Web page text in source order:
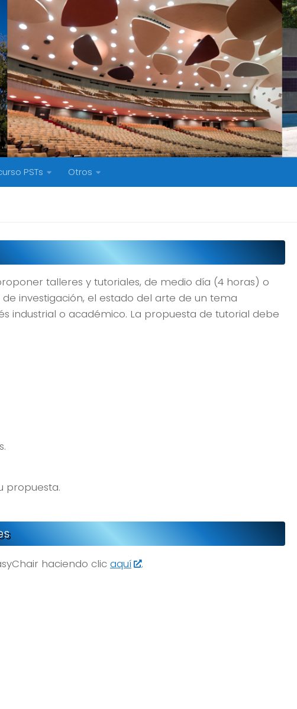
PSTs Otros
talleres y tutoriales, de medio día (4 horas) o
investigación, el estado del arte de un tema
industrial o académico. La propuesta de tutorial debe
propuesta.
haciendo clic aquí .